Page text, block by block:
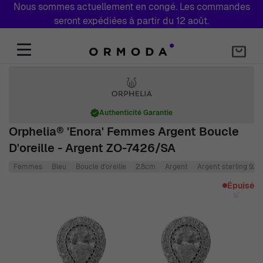
Nous sommes actuellement en congé. Les commandes
seront expédiées à partir du 12 août.
Orphelia® 'Enora' Femmes Argent Boucle
D'oreille - Argent ZO-7426/SA
Authenticité Garantie
Femmes Bleu Boucle d'oreille 2.8cm Argent Argent sterling 925
Épuisé